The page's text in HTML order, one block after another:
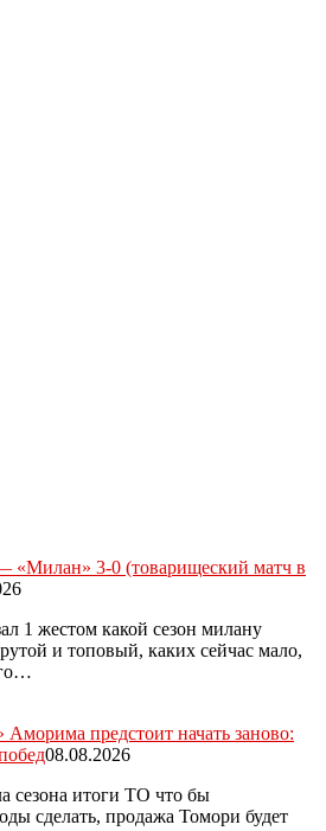
«Милан» 3-0 (товарищеский матч в
1 жестом какой сезон милану
и топовый, каких сейчас мало,
предстоит начать заново:
08.08.2026
сезона итоги ТО что бы
сделать, продажа Томори будет